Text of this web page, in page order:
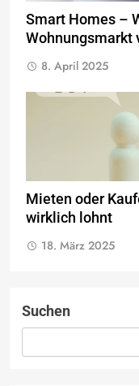
Smart Homes –
Wohnungsmarkt
8. April 2025
Mieten oder
wirklich lohnt
18. März 2025
Suchen